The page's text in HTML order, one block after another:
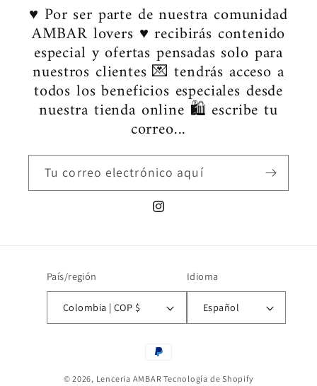
♥ Por ser parte de nuestra comunidad
AMBAR lovers ♥ recibirás contenido
especial y ofertas pensadas solo para
nuestros clientes 💌 tendrás acceso a
todos los beneficios especiales desde
nuestra tienda online 🛍️ escribe tu
correo...
Tu correo electrónico aquí
Instagram
País/región
Colombia | COP $
Idioma
Español
Formas
© 2026, Lenceria AMBAR Tecnología de Shopify